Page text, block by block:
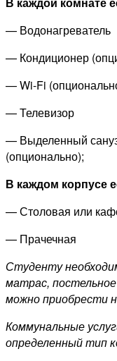
— Водонагреватель
— Кондиционер
— Wi-Fi
— Телевизор
— Выделенный
(опционально);
В каждом корпусе
— Столовая или
— Прачечная
Студенту
матрас,
можно приобрести
Коммунальные
определенный тип